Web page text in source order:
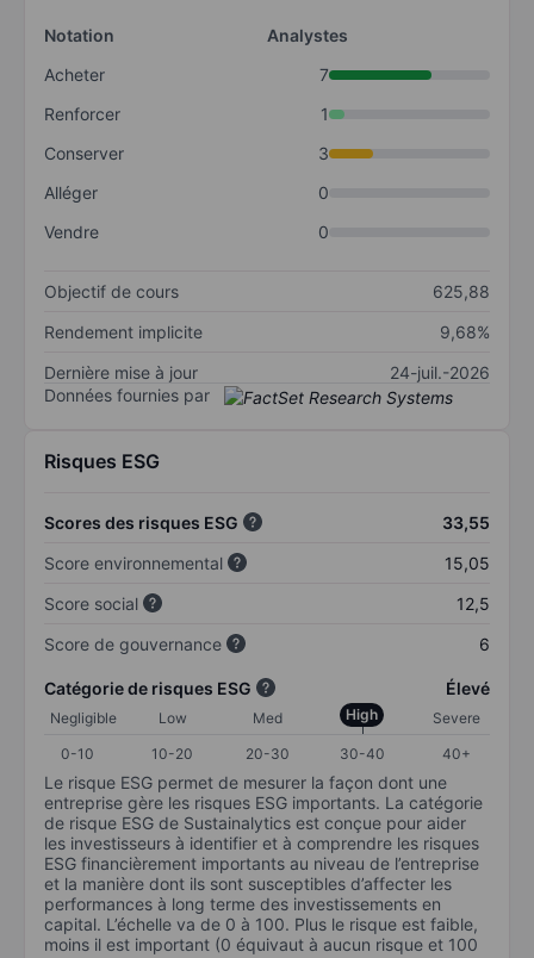
Notation
Analystes
Acheter
7
Renforcer
1
Conserver
3
Alléger
0
Vendre
0
Objectif de cours
625,88
Rendement implicite
9,68%
Dernière mise à jour
24-juil.-2026
Données fournies par
Risques ESG
Scores des risques ESG
33,55
Score environnemental
15,05
Score social
12,5
Score de gouvernance
6
Catégorie de risques ESG Élevé
Negligible Low Med High
Severe
0-10
10-20 20-30 30-40 40+
Le risque ESG permet de mesurer la façon dont une
entreprise gère les risques ESG importants. La catégorie
de risque ESG de Sustainalytics est conçue pour aider
les investisseurs à identifier et à comprendre les risques
ESG financièrement importants au niveau de l’entreprise
et la manière dont ils sont susceptibles d’affecter les
performances à long terme des investissements en
capital. L’échelle va de 0 à 100. Plus le risque est faible,
moins il est important (0 équivaut à aucun risque et 100